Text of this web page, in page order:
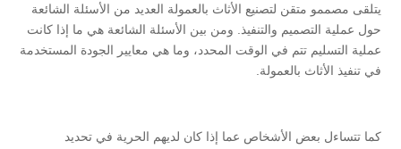
يتلقى مصممو متقن لتصنيع الأثاث بالعمولة العديد من الأسئلة الشائعة
حول عملية التصميم والتنفيذ. ومن بين الأسئلة الشائعة هي ما إذا كانت
عملية التسليم تتم في الوقت المحدد، وما هي معايير الجودة المستخدمة
في تنفيذ الأثاث بالعمولة.
كما تتساءل بعض الأشخاص عما إذا كان لديهم الحرية في تحديد